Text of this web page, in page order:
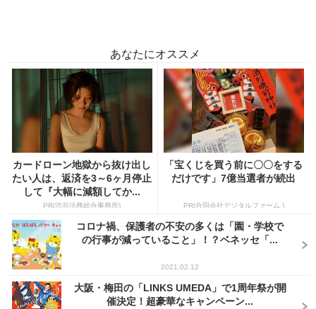
あなたにオススメ
カードローン地獄から抜け出し
たい人は、返済を3～6ヶ月停止
して『大幅に減額してか...
PR(渋谷法務総合事務所)
「宝くじを買う前に〇〇をする
だけです」7億当選者が続出
PR(合同会社デジタルファーム )
コロナ禍、保護者の不安の多くは「園・学校で
の行事が減っていること」！？ベネッセ「...
2021.02.12
大阪・梅田の「LINKS UMEDA」で1周年祭が開
催決定！超豪華なキャンペーン...